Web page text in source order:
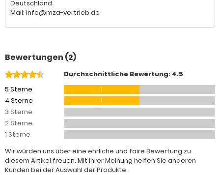
Deutschland
Mail: info@mza-vertrieb.de
Bewertungen (2)
Durchschnittliche Bewertung: 4.5
5 Sterne
1
4 Sterne
1
3 Sterne
2 Sterne
1 Sterne
Wir würden uns über eine ehrliche und faire Bewertung zu
diesem Artikel freuen. Mit Ihrer Meinung helfen Sie anderen
Kunden bei der Auswahl der Produkte.